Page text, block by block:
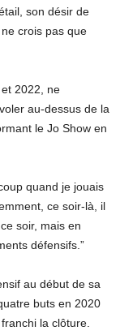
son désir de
crois pas que
2022, ne
au-dessus de la
le Jo Show en
quand je jouais
ce soir-là, il
soir, mais en
défensifs.”
au début de sa
buts en 2020
la clôture.